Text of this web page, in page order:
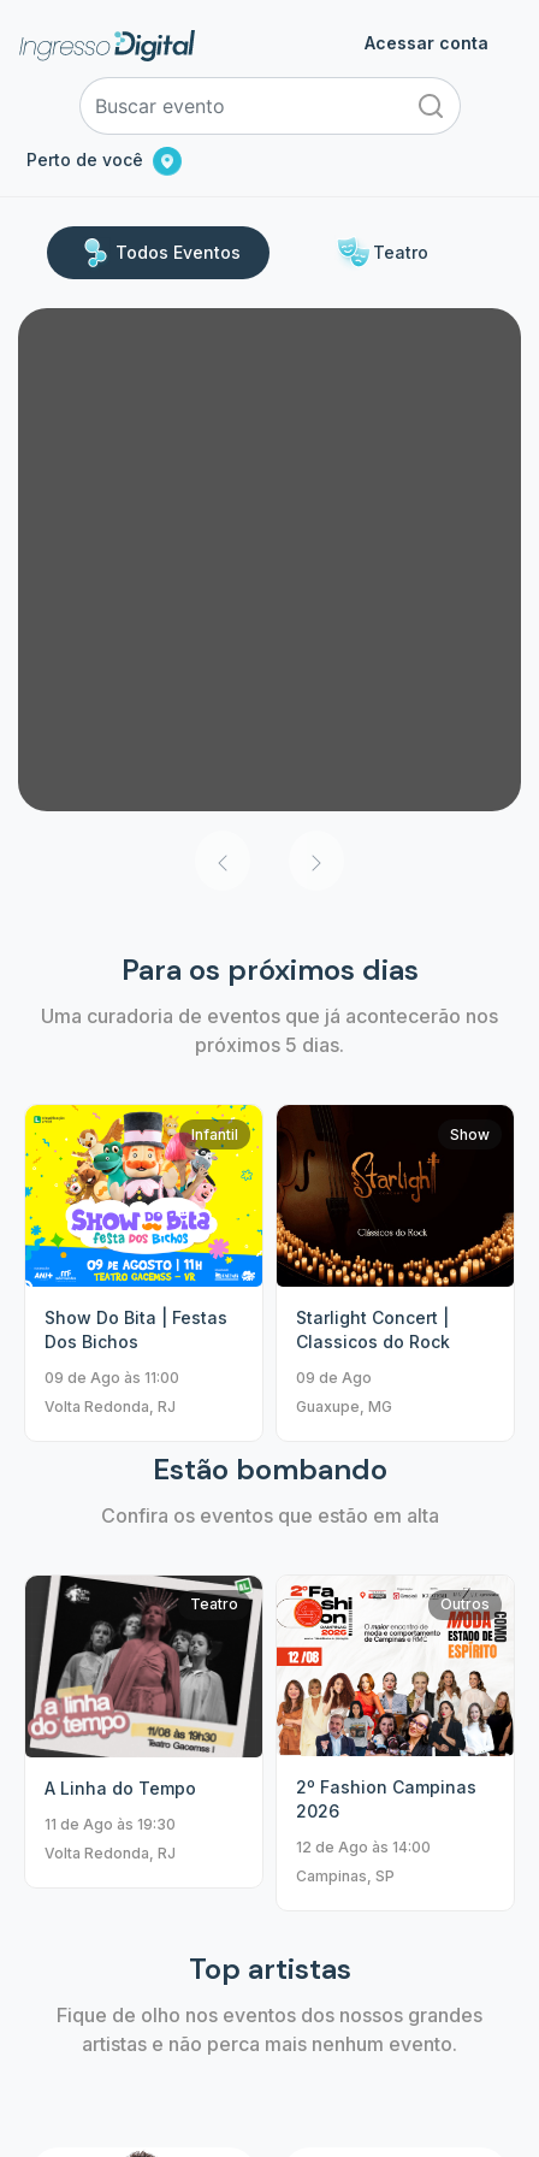
Perto de você
Acessar conta
Todos Eventos Teatro
Para os próximos dias
Uma curadoria de eventos que já acontecerão nos
próximos 5 dias.
Infantil
Show Do Bita | Festas
Dos Bichos
09 de Ago às 11:00
Volta Redonda, RJ
Show
Starlight Concert |
Classicos do Rock
09 de Ago
Guaxupe, MG
Estão bombando
Confira os eventos que estão em alta
Teatro
A Linha do Tempo
11 de Ago às 19:30
Volta Redonda, RJ
Outros
2º Fashion Campinas
2026
12 de Ago às 14:00
Campinas, SP
Top artistas
Fique de olho nos eventos dos nossos grandes
artistas e não perca mais nenhum evento.